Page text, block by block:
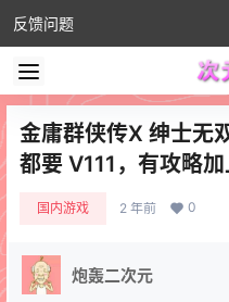
反馈问题
金庸群侠传X 绅士无
都要 V111，有攻略
国内游戏 2 年前 0
炮轰二次元